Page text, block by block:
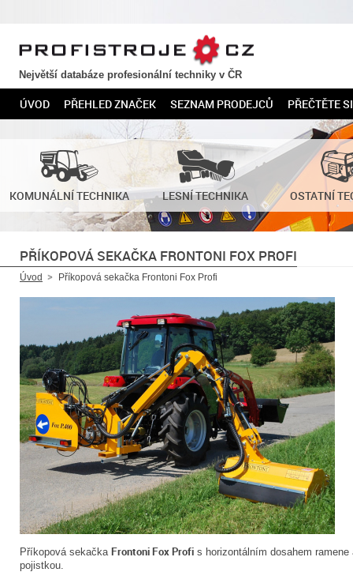
PROFISTROJE.CZ
Největší databáze profesionální techniky v ČR
ÚVOD PŘEHLED ZNAČEK SEZNAM PRODEJCŮ PŘEČTĚTE SI
KOMUNÁLNÍ TECHNIKA LESNÍ TECHNIKA OSTATNÍ
PŘÍKOPOVÁ SEKAČKA FRONTONI FOX PROFI
Úvod Příkopová sekačka Frontoni Fox Profi
Příkopová sekačka Frontoni Fox Profi s horizontálním dosahem
pojistkou.